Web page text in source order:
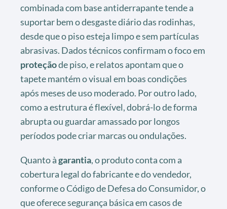
combinada com base antiderrapante tende a
suportar bem o desgaste diário das rodinhas,
desde que o piso esteja limpo e sem partículas
abrasivas. Dados técnicos confirmam o foco em
proteçãode piso, e relatos apontam que o
tapete mantém o visual em boas condições
após meses de uso moderado. Por outro lado,
como a estrutura é flexível, dobrá-lo de forma
abrupta ou guardar amassado por longos
períodos pode criar marcas ou ondulações.
Quanto àgarantia, o produto conta com a
cobertura legal do fabricante e do vendedor,
conforme o Código de Defesa do Consumidor, o
que oferece segurança básica em casos de